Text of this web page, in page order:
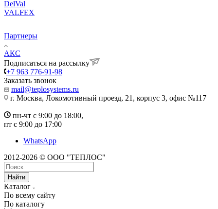
DelVal
VALFEX
Партнеры
АКС
Подписаться на рассылку
+7 963 776-91-98
Заказать звонок
mail@teplosystems.ru
г. Москва, Локомотивный проезд, 21, корпус 3, офис №117
пн-чт с 9:00 до 18:00,
пт с 9:00 до 17:00
WhatsApp
2012-2026 © ООО "ТЕПЛОС"
Найти
Каталог
По всему сайту
По каталогу